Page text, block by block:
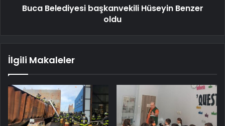
Buca Belediyesi başkanvekili Hüseyin Benzer
oldu
İlgili Makaleler